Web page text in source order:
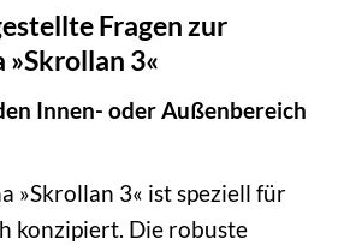
Fragen zur
»Skrollan 3«
Innen- oder Außenbereich
»Skrollan 3« ist speziell für
konzipiert. Die robuste